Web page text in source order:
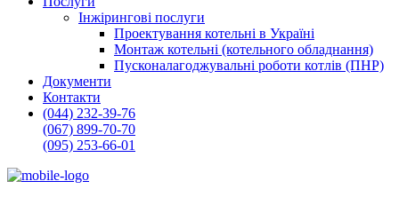
Інжірингові послуги
Проектування котельні в Україні
Монтаж котельні (котельного обладнання)
Пусконалагоджувальні роботи котлів (ПНР)
Документи
Контакти
(044) 232-39-76
(067) 899-70-70
(095) 253-66-01